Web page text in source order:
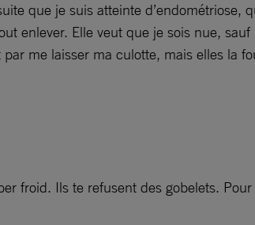
que je suis atteinte d’endométriose,
enlever. Elle veut que je sois nue, sauf
me laisser ma culotte, mais elles la
froid. Ils te refusent des gobelets. Pour